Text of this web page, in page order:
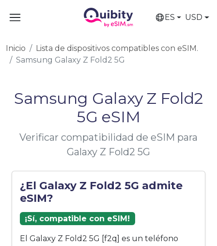
ES USD
Inicio
Lista de dispositivos compatibles con eSIM.
Samsung Galaxy Z Fold2 5G
Samsung Galaxy Z Fold2
5G eSIM
Verificar compatibilidad de eSIM para
Galaxy Z Fold2 5G
¿El Galaxy Z Fold2 5G admite
eSIM?
¡Sí, compatible con eSIM!
El Galaxy Z Fold2 5G [f2q] es un teléfono